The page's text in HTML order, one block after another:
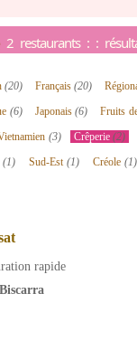
2 restaurants : :
(20) Français(20)
(6) Japonais(6) Fruits
(3) Crêperie(2)
(1) Sud-Est(1) Créole(1)
rapide